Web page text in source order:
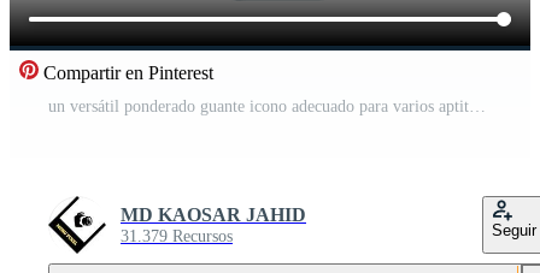
Compartir en Pinterest
un versátil ponderado guante icono adecuado para varios aptitud rutinas Vídeo Gratis
MD KAOSAR JAHID
31.379 Recursos Seguir